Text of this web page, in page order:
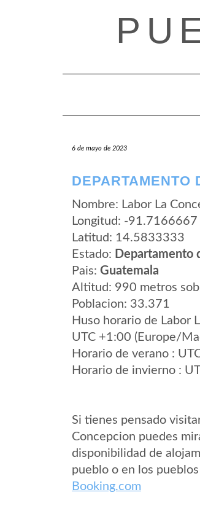
6 de mayo de 2023
DEPARTAMENTO
Nombre: Labor La
Longitud: -91.7166667
Latitud: 14.5833333
Estado: Departamento
Pais: Guatemala
Altitud: 990 metros
Poblacion: 33.371
Huso horario de Labor
UTC +1:00 (Europe/
Horario de verano :
Horario de invierno :
Si tienes pensado
Concepcion puedes
disponibilidad de
pueblo o en los
Booking.com